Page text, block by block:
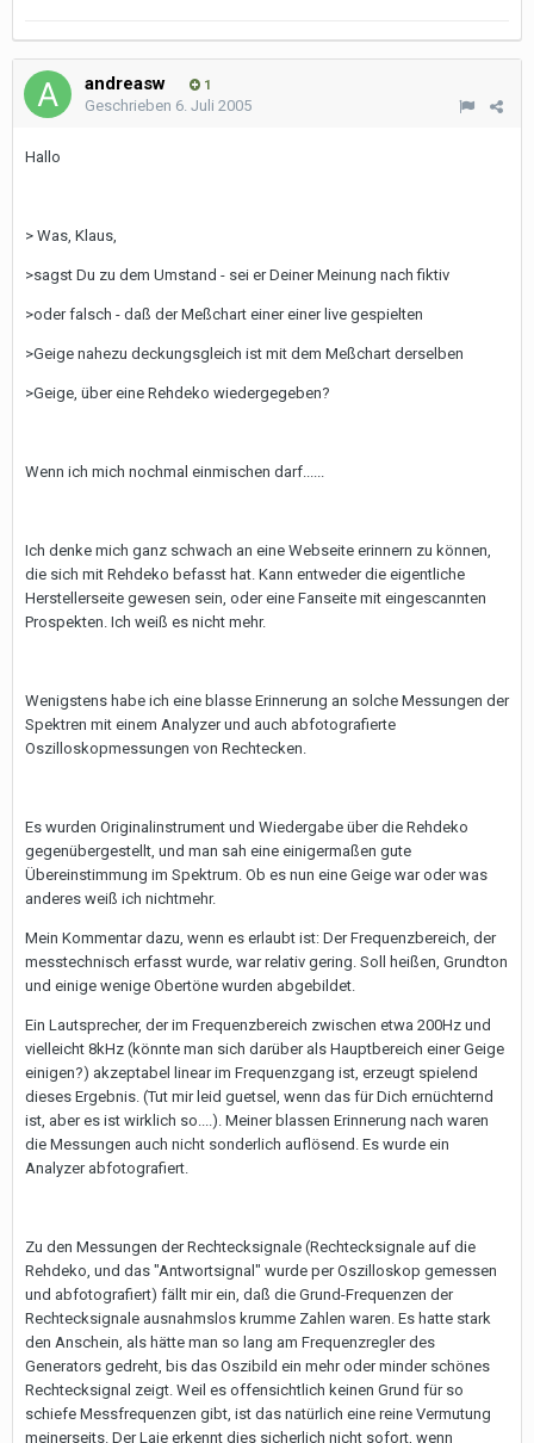
andreasw 1
Geschrieben 6. Juli 2005
Hallo
> Was, Klaus,
>sagst Du zu dem Umstand - sei er Deiner Meinung nach fiktiv
>oder falsch - daß der Meßchart einer einer live gespielten
>Geige nahezu deckungsgleich ist mit dem Meßchart derselben
>Geige, über eine Rehdeko wiedergegeben?
Wenn ich mich nochmal einmischen darf......
Ich denke mich ganz schwach an eine Webseite erinnern zu können,
die sich mit Rehdeko befasst hat. Kann entweder die eigentliche
Herstellerseite gewesen sein, oder eine Fanseite mit eingescannten
Prospekten. Ich weiß es nicht mehr.
Wenigstens habe ich eine blasse Erinnerung an solche Messungen der
Spektren mit einem Analyzer und auch abfotografierte
Oszilloskopmessungen von Rechtecken.
Es wurden Originalinstrument und Wiedergabe über die Rehdeko
gegenübergestellt, und man sah eine einigermaßen gute
Übereinstimmung im Spektrum. Ob es nun eine Geige war oder was
anderes weiß ich nichtmehr.
Mein Kommentar dazu, wenn es erlaubt ist: Der Frequenzbereich, der
messtechnisch erfasst wurde, war relativ gering. Soll heißen, Grundton
und einige wenige Obertöne wurden abgebildet.
Ein Lautsprecher, der im Frequenzbereich zwischen etwa 200Hz und
vielleicht 8kHz (könnte man sich darüber als Hauptbereich einer Geige
einigen?) akzeptabel linear im Frequenzgang ist, erzeugt spielend
dieses Ergebnis. (Tut mir leid guetsel, wenn das für Dich ernüchternd
ist, aber es ist wirklich so....). Meiner blassen Erinnerung nach waren
die Messungen auch nicht sonderlich auflösend. Es wurde ein
Analyzer abfotografiert.
Zu den Messungen der Rechtecksignale (Rechtecksignale auf die
Rehdeko, und das "Antwortsignal" wurde per Oszilloskop gemessen
und abfotografiert) fällt mir ein, daß die Grund-Frequenzen der
Rechtecksignale ausnahmslos krumme Zahlen waren. Es hatte stark
den Anschein, als hätte man so lang am Frequenzregler des
Generators gedreht, bis das Oszibild ein mehr oder minder schönes
Rechtecksignal zeigt. Weil es offensichtlich keinen Grund für so
schiefe Messfrequenzen gibt, ist das natürlich eine reine Vermutung
meinerseits. Der Laie erkennt dies sicherlich nicht sofort, wenn